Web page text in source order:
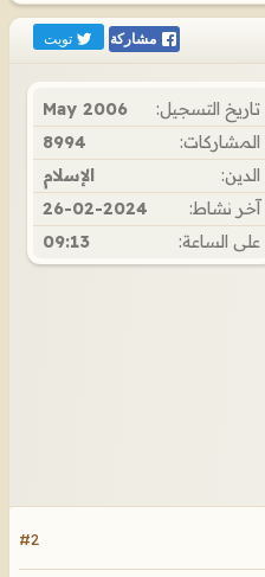
مشاركة تويت
تاريخ التسجيل:
May 2006
المشاركات:
8994
الدين:
الإسلام
آخر نشاط:
26-02-2024
على الساعة:
09:13
#2